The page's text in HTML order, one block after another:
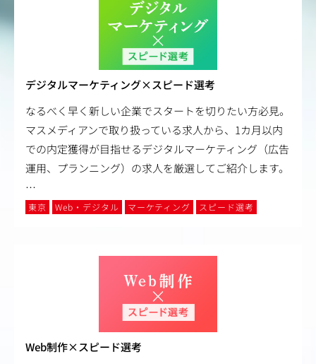
デジタルマーケティング×スピード選考
なるべく早く新しい企業でスタートを切りたい方必見。
マスメディアンで取り扱っている求人から、1カ月以内
での内定獲得が目指せるデジタルマーケティング（広告
運用、プランニング）の求人を厳選してご紹介します。
…
東京 Web・デジタル マーケティング スピード選考
Web制作×スピード選考